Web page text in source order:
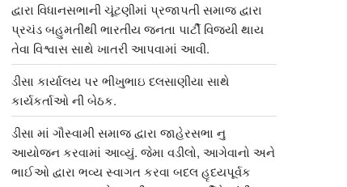
દ્વારા વિધાનસભાની ચૂંટણીમાં પ્રજાપતી સમાજ દ્વારા
પ્રચંડ બહુમતીથી ભારતીય જનતા પાર્ટી વિજયી થાય
તેવા વિશ્વાસ સાથે ખાતરી આપવામાં આવી.
ડીસા કાર્યાલય પર ભીખુભાઇ દલસાણીયા સાથે
કાર્યકર્તાઓ ની બેઠક.
ડીસા માં ગૌસ્વામી સમાજ દ્વારા જાહેરસભા નુ
આયોજન કરવામાં આવ્યું. જેમા વડીલો, આગેવાનો અને
ભાઈઓ દ્વારા ભવ્ય સ્વાગત કરવા બદલ હૃદયપૂર્વક